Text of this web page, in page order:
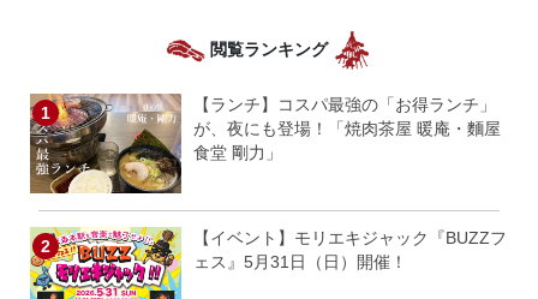
閲覧ランキング
【ランチ】コスパ最強の「お得ランチ」
が、夜にも登場！「焼肉茶屋 暖庵・麵屋
食堂 剛力」
【イベント】モリエキジャック『BUZZフ
ェス』5月31日（日）開催！